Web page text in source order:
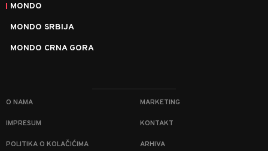
MONDO
MONDO SRBIJA
MONDO CRNA GORA
O NAMA MARKETING
IMPRESUM KONTAKT
POLITIKA O KOLAČIĆIMA ARHIVA